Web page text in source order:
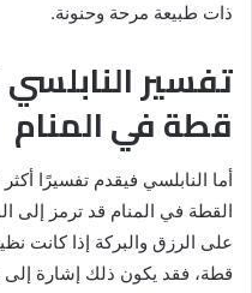
ذات طبيعة مرحة وحنونة.
تفسير النابلسي
قطة في المنام
أما النابلسي فيقدم تفسيرًا
القطة في المنام قد ترمز إلى
على الرزق والبركة إذا كانت
قطة، فقد يكون ذلك إشارة إلى